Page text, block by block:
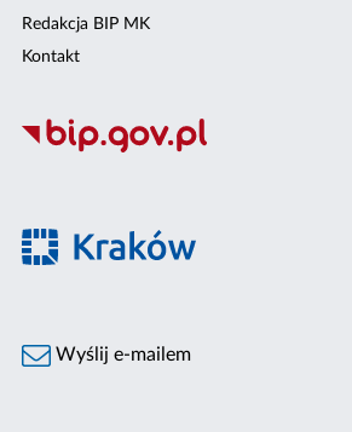
Redakcja BIP MK
Kontakt
Wyślij e-mailem